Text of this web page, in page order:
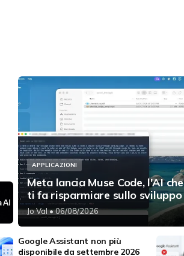
APPLICAZIONI
Meta lancia Muse Code, l'AI che
ti fa risparmiare sullo sviluppo
Jo Val• 06/08/2026
Google Assistant non più
disponibile da settembre 2026